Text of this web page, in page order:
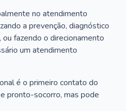
no atendimento
a prevenção, diagnóstico
fazendo o direcionamento
um atendimento
é o primeiro contato do
pronto-socorro, mas pode